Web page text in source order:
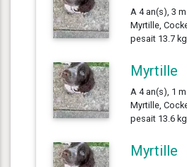
A 4 an(s), 3
Myrtille,
pesait 13.7 kg.
Myrtille
A 4 an(s), 1
Myrtille,
pesait 13.6 kg.
Myrtille